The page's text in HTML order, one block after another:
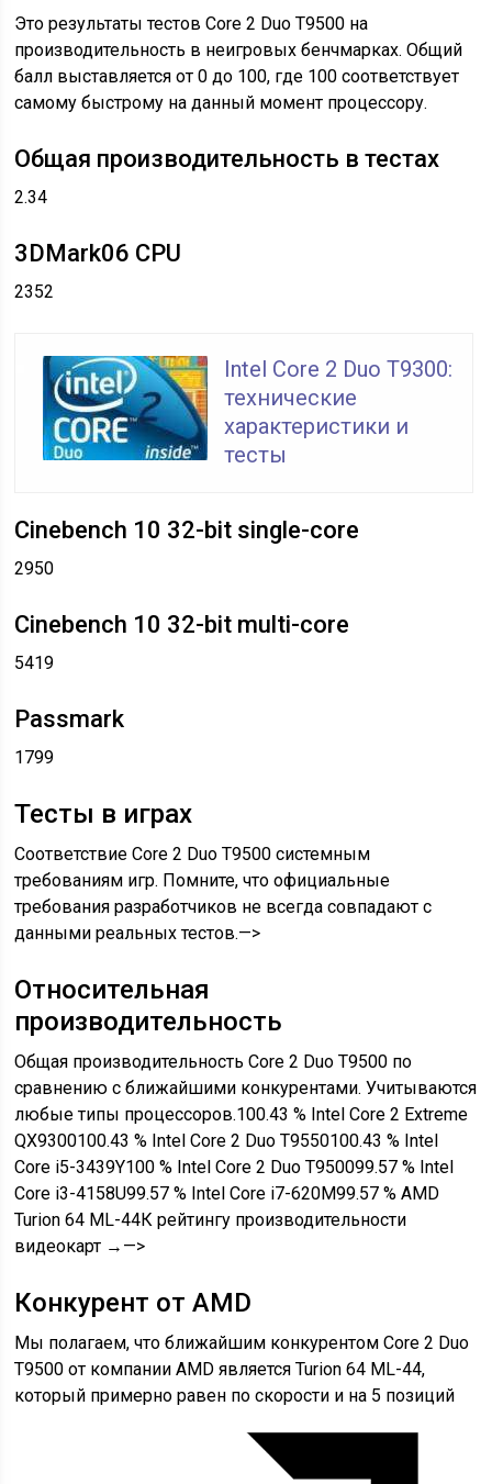
Это результаты тестов Core 2 Duo T9500 на
производительность в неигровых бенчмарках. Общий
балл выставляется от 0 до 100, где 100 соответствует
самому быстрому на данный момент процессору.
Общая производительность в тестах
2.34
3DMark06 CPU
2352
Intel Core 2 Duo T9300:
технические
характеристики и
тесты
Cinebench 10 32-bit single-core
2950
Cinebench 10 32-bit multi-core
5419
Passmark
1799
Тесты в играх
Соответствие Core 2 Duo T9500 системным
требованиям игр. Помните, что официальные
требования разработчиков не всегда совпадают с
данными реальных тестов.—>
Относительная
производительность
Общая производительность Core 2 Duo T9500 по
сравнению с ближайшими конкурентами. Учитываются
любые типы процессоров.100.43 % Intel Core 2 Extreme
QX9300100.43 % Intel Core 2 Duo T9550100.43 % Intel
Core i5-3439Y100 % Intel Core 2 Duo T950099.57 % Intel
Core i3-4158U99.57 % Intel Core i7-620M99.57 % AMD
Turion 64 ML-44К рейтингу производительности
видеокарт →—>
Конкурент от AMD
Мы полагаем, что ближайшим конкурентом Core 2 Duo
T9500 от компании AMD является Turion 64 ML-44,
который примерно равен по скорости и на 5 позиций